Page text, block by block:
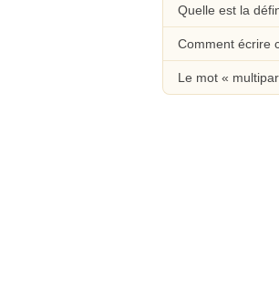
Quelle est la
Comment écrire
Le mot «